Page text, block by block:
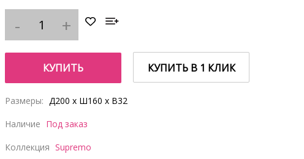
КУПИТЬ КУПИТЬ В 1 КЛИК
Размеры: Д200 x Ш160 x В32
Наличие Под заказ
Коллекция Supremo